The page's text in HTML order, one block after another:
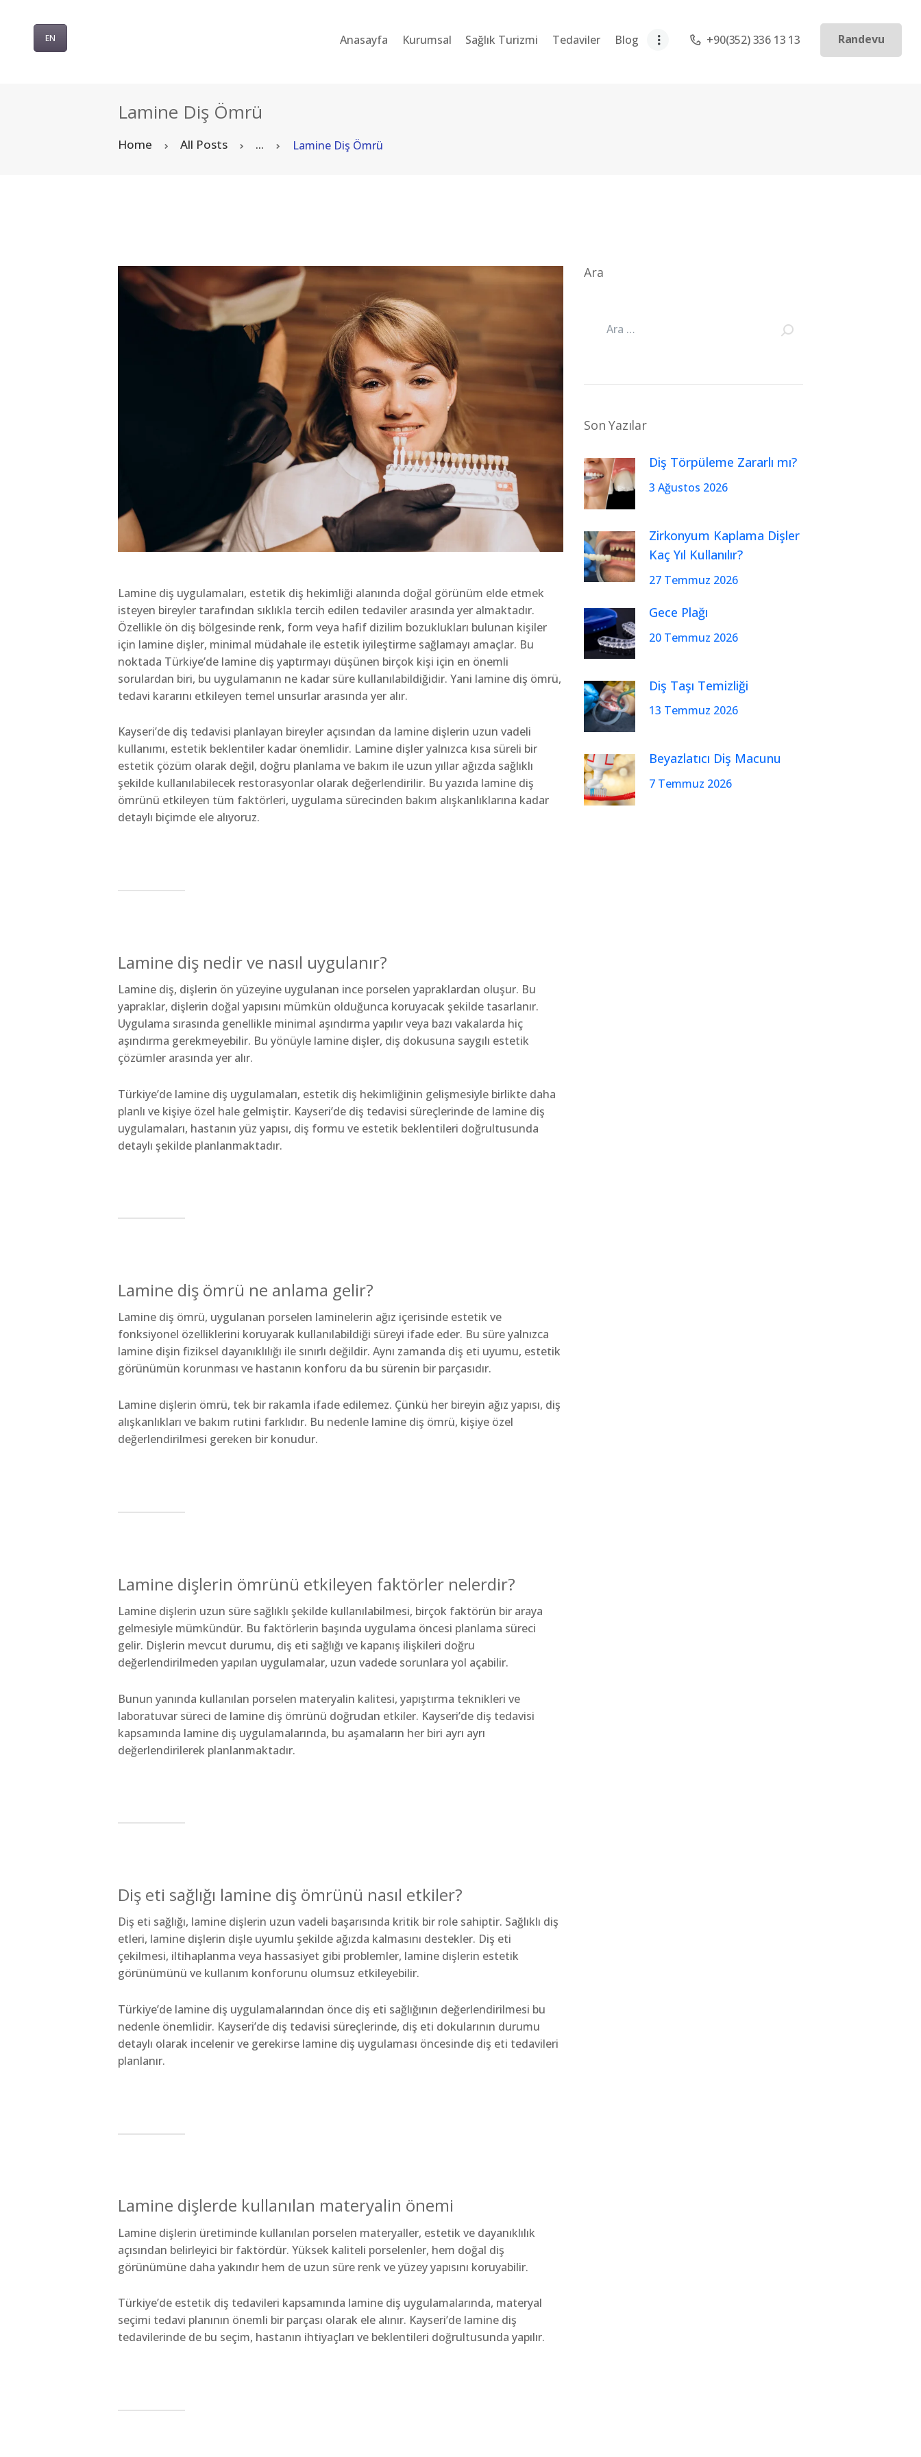
EN Anasayfa Kurumsal Sağlık Turizmi Tedaviler Blog +90(352) 336 13 13 Randevu
Lamine Diş Ömrü
Home All Posts ... Lamine Diş Ömrü
Lamine diş uygulamaları, estetik diş hekimliği alanında doğal görünüm elde etmek
isteyen bireyler tarafından sıklıkla tercih edilen tedaviler arasında yer almaktadır.
Özellikle ön diş bölgesinde renk, form veya hafif dizilim bozuklukları bulunan kişiler
için lamine dişler, minimal müdahale ile estetik iyileştirme sağlamayı amaçlar. Bu
noktada Türkiye’de lamine diş yaptırmayı düşünen birçok kişi için en önemli
sorulardan biri, bu uygulamanın ne kadar süre kullanılabildiğidir. Yani lamine diş ömrü,
tedavi kararını etkileyen temel unsurlar arasında yer alır.
Kayseri’de diş tedavisi planlayan bireyler açısından da lamine dişlerin uzun vadeli
kullanımı, estetik beklentiler kadar önemlidir. Lamine dişler yalnızca kısa süreli bir
estetik çözüm olarak değil, doğru planlama ve bakım ile uzun yıllar ağızda sağlıklı
şekilde kullanılabilecek restorasyonlar olarak değerlendirilir. Bu yazıda lamine diş
ömrünü etkileyen tüm faktörleri, uygulama sürecinden bakım alışkanlıklarına kadar
detaylı biçimde ele alıyoruz.
Lamine diş nedir ve nasıl uygulanır?
Lamine diş, dişlerin ön yüzeyine uygulanan ince porselen yapraklardan oluşur. Bu
yapraklar, dişlerin doğal yapısını mümkün olduğunca koruyacak şekilde tasarlanır.
Uygulama sırasında genellikle minimal aşındırma yapılır veya bazı vakalarda hiç
aşındırma gerekmeyebilir. Bu yönüyle lamine dişler, diş dokusuna saygılı estetik
çözümler arasında yer alır.
Türkiye’de lamine diş uygulamaları, estetik diş hekimliğinin gelişmesiyle birlikte daha
planlı ve kişiye özel hale gelmiştir. Kayseri’de diş tedavisi süreçlerinde de lamine diş
uygulamaları, hastanın yüz yapısı, diş formu ve estetik beklentileri doğrultusunda
detaylı şekilde planlanmaktadır.
Lamine diş ömrü ne anlama gelir?
Lamine diş ömrü, uygulanan porselen laminelerin ağız içerisinde estetik ve
fonksiyonel özelliklerini koruyarak kullanılabildiği süreyi ifade eder. Bu süre yalnızca
lamine dişin fiziksel dayanıklılığı ile sınırlı değildir. Aynı zamanda diş eti uyumu, estetik
görünümün korunması ve hastanın konforu da bu sürenin bir parçasıdır.
Lamine dişlerin ömrü, tek bir rakamla ifade edilemez. Çünkü her bireyin ağız yapısı, diş
alışkanlıkları ve bakım rutini farklıdır. Bu nedenle lamine diş ömrü, kişiye özel
değerlendirilmesi gereken bir konudur.
Lamine dişlerin ömrünü etkileyen faktörler nelerdir?
Lamine dişlerin uzun süre sağlıklı şekilde kullanılabilmesi, birçok faktörün bir araya
gelmesiyle mümkündür. Bu faktörlerin başında uygulama öncesi planlama süreci
gelir. Dişlerin mevcut durumu, diş eti sağlığı ve kapanış ilişkileri doğru
değerlendirilmeden yapılan uygulamalar, uzun vadede sorunlara yol açabilir.
Bunun yanında kullanılan porselen materyalin kalitesi, yapıştırma teknikleri ve
laboratuvar süreci de lamine diş ömrünü doğrudan etkiler. Kayseri’de diş tedavisi
kapsamında lamine diş uygulamalarında, bu aşamaların her biri ayrı ayrı
değerlendirilerek planlanmaktadır.
Diş eti sağlığı lamine diş ömrünü nasıl etkiler?
Diş eti sağlığı, lamine dişlerin uzun vadeli başarısında kritik bir role sahiptir. Sağlıklı diş
etleri, lamine dişlerin dişle uyumlu şekilde ağızda kalmasını destekler. Diş eti
çekilmesi, iltihaplanma veya hassasiyet gibi problemler, lamine dişlerin estetik
görünümünü ve kullanım konforunu olumsuz etkileyebilir.
Türkiye’de lamine diş uygulamalarından önce diş eti sağlığının değerlendirilmesi bu
nedenle önemlidir. Kayseri’de diş tedavisi süreçlerinde, diş eti dokularının durumu
detaylı olarak incelenir ve gerekirse lamine diş uygulaması öncesinde diş eti tedavileri
planlanır.
Lamine dişlerde kullanılan materyalin önemi
Lamine dişlerin üretiminde kullanılan porselen materyaller, estetik ve dayanıklılık
açısından belirleyici bir faktördür. Yüksek kaliteli porselenler, hem doğal diş
görünümüne daha yakındır hem de uzun süre renk ve yüzey yapısını koruyabilir.
Türkiye’de estetik diş tedavileri kapsamında lamine diş uygulamalarında, materyal
seçimi tedavi planının önemli bir parçası olarak ele alınır. Kayseri’de lamine diş
tedavilerinde de bu seçim, hastanın ihtiyaçları ve beklentileri doğrultusunda yapılır.
Ara
Son Yazılar
Diş Törpüleme Zararlı mı?
3 Ağustos 2026
Zirkonyum Kaplama Dişler
Kaç Yıl Kullanılır?
27 Temmuz 2026
Gece Plağı
20 Temmuz 2026
Diş Taşı Temizliği
13 Temmuz 2026
Beyazlatıcı Diş Macunu
7 Temmuz 2026